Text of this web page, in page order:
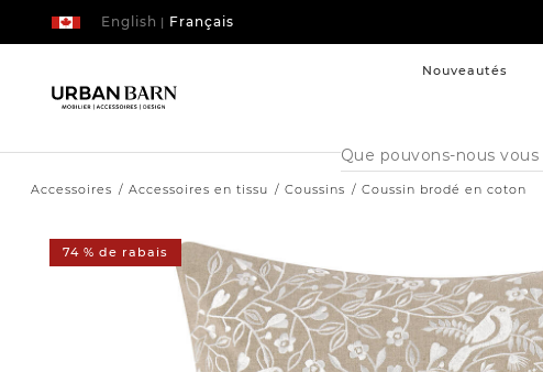
| Français
English
Nouveautés
Cataloque
de
recherche
Accessoires Accessoires en tissu Coussins Coussin brodé en coton
74 % de rabais